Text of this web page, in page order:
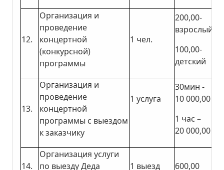
12.
Организация и
проведение
концертной
(конкурсной)
программы
1 чел.
200,00-
взрослый
100,00-
детский
13.
Организация и
проведение
концертной
программы с выездом
к заказчику
1 услуга
30мин -
10 000,00
1 час –
20 000,00
14.
Организация услуги
по выезду Деда
1 выезд 600,00